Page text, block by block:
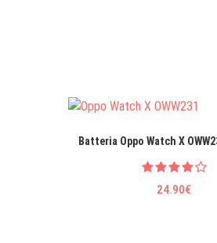
Batteria Oppo Watch X
24.90€